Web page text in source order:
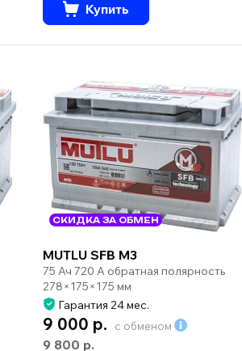
Купить
СКИДКА ЗА ОБМЕН
MUTLU SFB M3
75 Ач 720 А обратная полярность
278×175×175 мм
Гарантия 24 мес.
9 000 р. с обменом
9 800 р.